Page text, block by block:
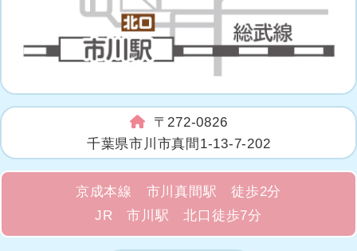
〒272-0826
千葉県市川市真間1-13-7-202
京成本線 市川真間駅 徒歩2分
JR 市川駅 北口徒歩7分